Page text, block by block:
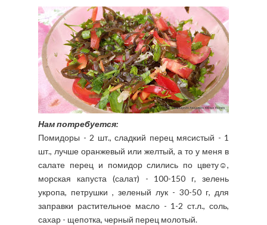
Нам потребуется:
Помидоры - 2 шт., сладкий перец мясистый - 1
шт., лучше оранжевый или желтый, а то у меня в
салате перец и помидор слились по цвету☺,
морская капуста (салат) - 100-150 г, зелень
укропа, петрушки , зеленый лук - 30-50 г, для
заправки растительное масло - 1-2 ст.л., соль,
сахар - щепотка, черный перец молотый.